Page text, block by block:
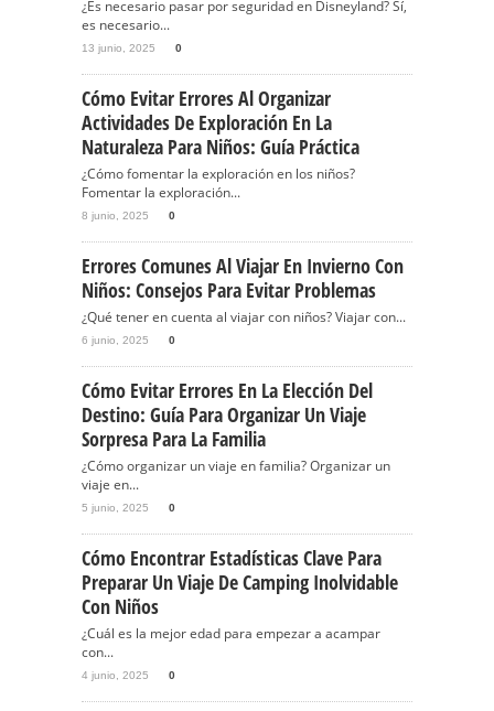
¿Es necesario pasar por seguridad en Disneyland? Sí,
es necesario...
13 junio, 2025 0
Cómo Evitar Errores Al Organizar
Actividades De Exploración En La
Naturaleza Para Niños: Guía Práctica
¿Cómo fomentar la exploración en los niños?
Fomentar la exploración...
8 junio, 2025 0
Errores Comunes Al Viajar En Invierno Con
Niños: Consejos Para Evitar Problemas
¿Qué tener en cuenta al viajar con niños? Viajar con...
6 junio, 2025 0
Cómo Evitar Errores En La Elección Del
Destino: Guía Para Organizar Un Viaje
Sorpresa Para La Familia
¿Cómo organizar un viaje en familia? Organizar un
viaje en...
5 junio, 2025 0
Cómo Encontrar Estadísticas Clave Para
Preparar Un Viaje De Camping Inolvidable
Con Niños
¿Cuál es la mejor edad para empezar a acampar
con...
4 junio, 2025 0